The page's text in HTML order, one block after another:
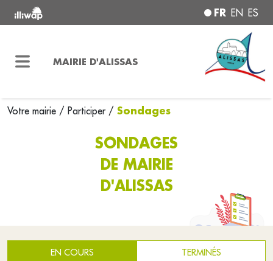
FR EN ES
MAIRIE D'ALISSAS
Votre mairie / Participer/ Sondages
SONDAGES
DE MAIRIE
D'ALISSAS
EN COURS TERMINÉS